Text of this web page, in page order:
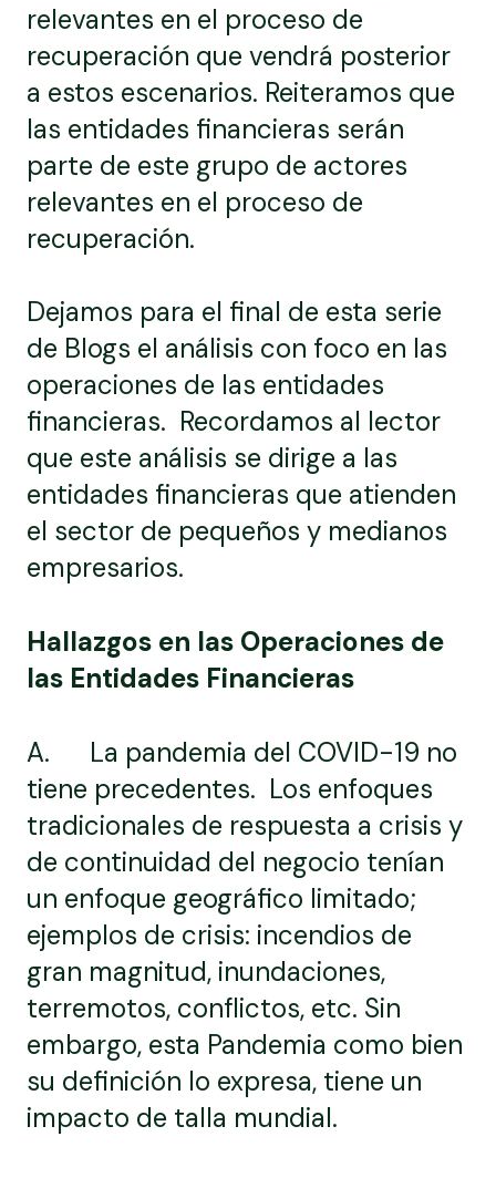
relevantes en el proceso de
recuperación que vendrá posterior
a estos escenarios. Reiteramos que
las entidades financieras serán
parte de este grupo de actores
relevantes en el proceso de
recuperación.
Dejamos para el final de esta serie
de Blogs el análisis con foco en las
operaciones de las entidades
financieras. Recordamos al lector
que este análisis se dirige a las
entidades financieras que atienden
el sector de pequeños y medianos
empresarios.
Hallazgos en las Operaciones de
las Entidades Financieras
A. La pandemia del COVID-19 no
tiene precedentes. Los enfoques
tradicionales de respuesta a crisis y
de continuidad del negocio tenían
un enfoque geográfico limitado;
ejemplos de crisis: incendios de
gran magnitud, inundaciones,
terremotos, conflictos, etc. Sin
embargo, esta Pandemia como bien
su definición lo expresa, tiene un
impacto de talla mundial.